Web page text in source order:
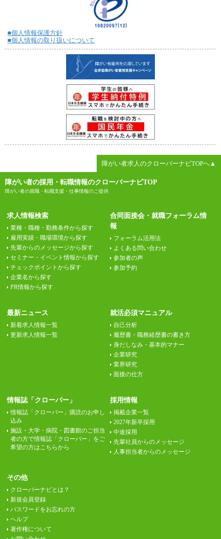
■個人情報保護方針
■個人情報の取り扱いについて
障がい者求人のクローバーナビTOPへ▲
障がい者の採用・転職情報のクローバーナビTOP
障がい者の就職・転職支援・仕事情報のご提供
求人情報検索
業種・職種・勤務条件から探す
雇用実績・職場環境から探す
先輩からのメッセージから探す
セミナー・イベント情報から探す
チェックポイントから探す
企業名から探す
PR情報から探す
合同面接会・就職フォーラム情
報
フォーラム活用法
よくある問い合わせ
参加者の声
参加予約
最新ニュース
新着求人情報一覧
更新求人情報一覧
就活必須マニュアル
自己分析
履歴書・職務経歴書の書き方
身だしなみ・基本的マナー
企業研究
業界研究
面接の仕方
情報誌「クローバー」
情報誌「クローバー」購読のお申し
込み
施設・大学・病院・図書館のご担当
者の方で情報誌「クローバー」をご
希望の方はこちらから
採用情報
掲載企業一覧
2027年新卒採用
中途採用
先輩社員からのメッセージ
人事担当者からのメッセージ
その他
クローバーナビとは？
新規会員登録
パスワードをお忘れの方
ヘルプ
著作権について